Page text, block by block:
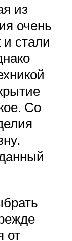
из
очень
стали
Со
от